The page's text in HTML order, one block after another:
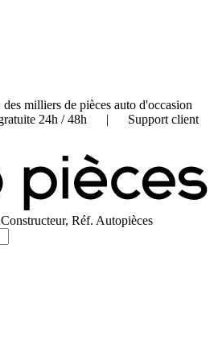
milliers de pièces auto d'occasion
24h / 48h | Support client
Réf. Autopièces